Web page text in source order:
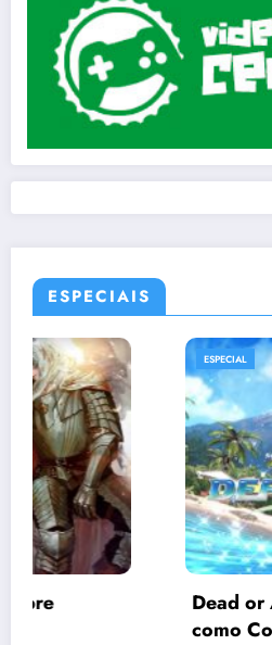
ESPECIAIS
| Guia de 20
14/03/